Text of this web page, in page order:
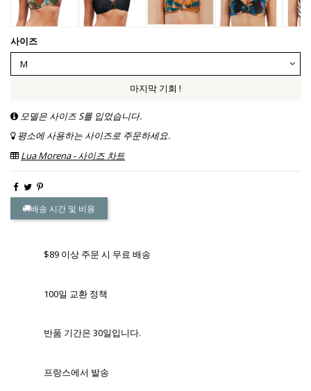
사이즈
마지막 기회 !
모델은 사이즈 S를 입었습니다.
평소에 사용하는 사이즈로 주문하세요.
Lua Morena - 사이즈 차트
배송 시간 및 비용
$89 이상 주문 시 무료 배송
100일 교환 정책
반품 기간은 30일입니다.
프랑스에서 발송